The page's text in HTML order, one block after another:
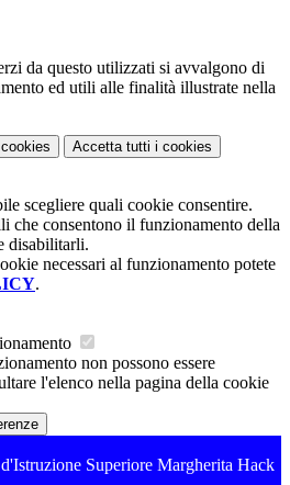
da questo utilizzati si avvalgono di
ed utili alle finalità illustrate nella
Accetta tutti i cookies
scegliere quali cookie consentire.
che consentono il funzionamento della
disabilitarli.
necessari al funzionamento potete
.
non possono essere
l'elenco nella pagina della cookie
Superiore Margherita Hack